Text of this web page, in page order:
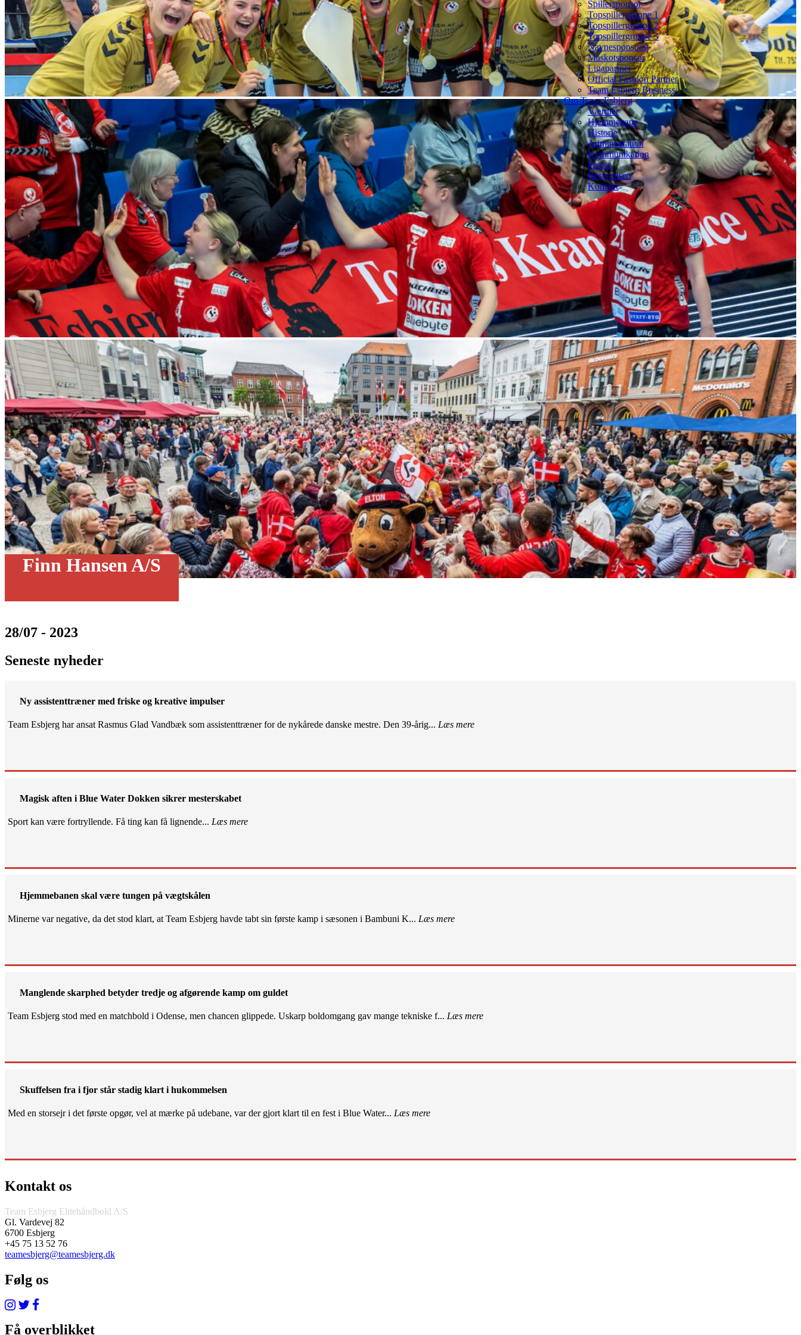
Spillersponsor
Topspillergruppe 1
Topspillergruppe 2
Topspillergruppe 3
Navnesponsorat
Maskotsponsor
Ligapartner
Official Fashion Partner
Team Esbjerg Business
Om Team Esbjerg
Værdier
Hjemmebane
Historie
Administration
Kommunikation
Presse
Bestyrelsen
Kontakt
Finn Hansen A/S
28/07 - 2023
Seneste nyheder
Ny assistenttræner med friske og kreative impulser
Team Esbjerg har ansat Rasmus Glad Vandbæk som assistenttræner for de nykårede danske mestre. Den 39-årig... Læs mere
Magisk aften i Blue Water Dokken sikrer mesterskabet
Sport kan være fortryllende. Få ting kan få lignende... Læs mere
Hjemmebanen skal være tungen på vægtskålen
Minerne var negative, da det stod klart, at Team Esbjerg havde tabt sin første kamp i sæsonen i Bambuni K... Læs mere
Manglende skarphed betyder tredje og afgørende kamp om guldet
Team Esbjerg stod med en matchbold i Odense, men chancen glippede. Uskarp boldomgang gav mange tekniske f... Læs mere
Skuffelsen fra i fjor står stadig klart i hukommelsen
Med en storsejr i det første opgør, vel at mærke på udebane, var der gjort klart til en fest i Blue Water... Læs mere
Kontakt os
Team Esbjerg Elitehåndbold A/S
Gl. Vardevej 82
6700 Esbjerg
+45 75 13 52 76
teamesbjerg@teamesbjerg.dk
Følg os
Få overblikket